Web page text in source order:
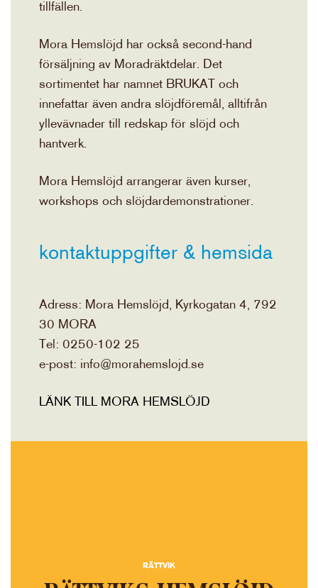
tillfällen.
Mora Hemslöjd har också second-hand
försäljning av Moradräktdelar. Det
sortimentet har namnet BRUKAT och
innefattar även andra slöjdföremål, alltifrån
yllevävnader till redskap för slöjd och
hantverk.
Mora Hemslöjd arrangerar även kurser,
workshops och slöjdardemonstrationer.
kontaktuppgifter & hemsida
Adress: Mora Hemslöjd, Kyrkogatan 4, 792
30 MORA
Tel: 0250-102 25
e-post: info@morahemslojd.se
LÄNK TILL MORA HEMSLÖJD
RÄTTVIK